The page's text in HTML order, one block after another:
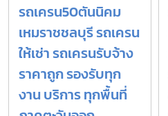
รถเครน50ตันนิคม
เหมราชชลบุรี รถเครน
ให้เช่า รถเครนรับจ้าง
ราคาถูก รองรับทุก
งาน บริการ ทุกพื้นที่